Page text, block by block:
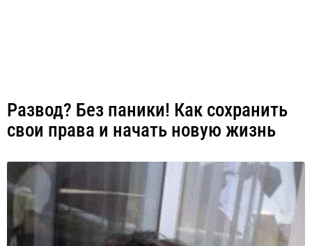
Развод? Без паники! Как сохранить
свои права и начать новую жизнь